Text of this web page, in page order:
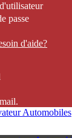
passe
d'aide?
Automobiles